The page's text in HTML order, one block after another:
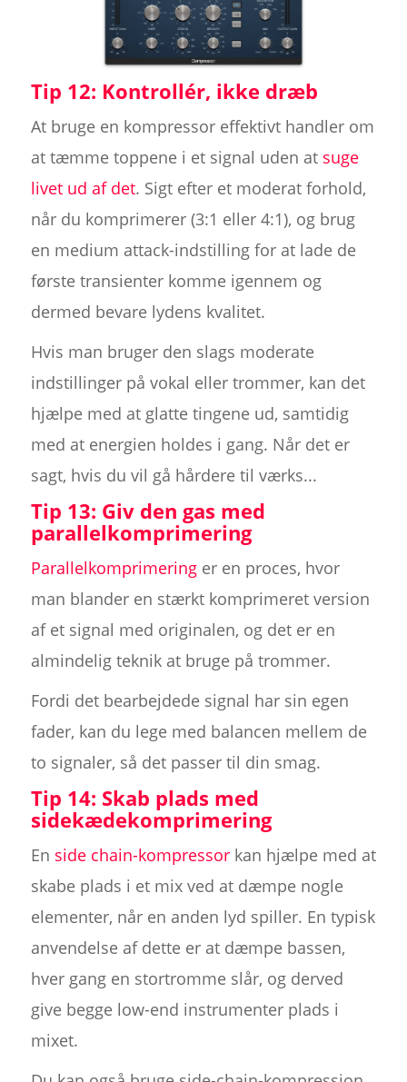
Tip 12: Kontrollér, ikke dræb
At bruge en kompressor effektivt handler om
at tæmme toppene i et signal uden at suge
livet ud af det. Sigt efter et moderat forhold,
når du komprimerer (3:1 eller 4:1), og brug
en medium attack-indstilling for at lade de
første transienter komme igennem og
dermed bevare lydens kvalitet.
Hvis man bruger den slags moderate
indstillinger på vokal eller trommer, kan det
hjælpe med at glatte tingene ud, samtidig
med at energien holdes i gang. Når det er
sagt, hvis du vil gå hårdere til værks...
Tip 13: Giv den gas med
parallelkomprimering
Parallelkomprimeringer en proces, hvor
man blander en stærkt komprimeret version
af et signal med originalen, og det er en
almindelig teknik at bruge på trommer.
Fordi det bearbejdede signal har sin egen
fader, kan du lege med balancen mellem de
to signaler, så det passer til din smag.
Tip 14: Skab plads med
sidekædekomprimering
En side chain-kompressorkan hjælpe med at
skabe plads i et mix ved at dæmpe nogle
elementer, når en anden lyd spiller. En typisk
anvendelse af dette er at dæmpe bassen,
hver gang en stortromme slår, og derved
give begge low-end instrumenter plads i
mixet.